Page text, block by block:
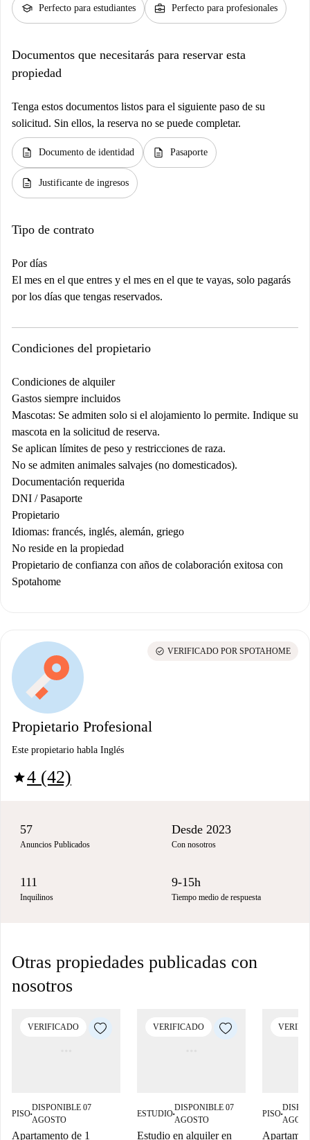
school Perfecto para estudiantes business_center Perfecto para profesionales
Documentos que necesitarás para reservar esta
propiedad
Tenga estos documentos listos para el siguiente paso de su
solicitud. Sin ellos, la reserva no se puede completar.
description Documento de identidad description Pasaporte
description Justificante de ingresos
Tipo de contrato
Por días
El mes en el que entres y el mes en el que te vayas, solo pagarás
por los días que tengas reservados.
Condiciones del propietario
Condiciones de alquiler
Gastos siempre incluidos
Mascotas: Se admiten solo si el alojamiento lo permite. Indique su
mascota en la solicitud de reserva.
Se aplican límites de peso y restricciones de raza.
No se admiten animales salvajes (no domesticados).
Documentación requerida
DNI / Pasaporte
Propietario
Idiomas: francés, inglés, alemán, griego
No reside en la propiedad
Propietario de confianza con años de colaboración exitosa con
Spotahome
Propietario Profesional
Este propietario habla Inglés
star4 (42)
check_circle VERIFICADO POR SPOTAHOME
57
Anuncios Publicados
Desde 2023
Con nosotros
111
Inquilinos
9-15h
Tiempo medio de respuesta
Otras propiedades publicadas con
nosotros
VERIFICADO
PISO■
DISPONIBLE 07
AGOSTO
Apartamento de 1
VERIFICADO
ESTUDIO■
DISPONIBLE 07
AGOSTO
Estudio en alquiler en
PISO■